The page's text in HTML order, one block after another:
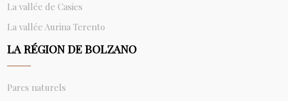
La vallée de Casies
La vallée Aurina Terento
LA RÉGION DE BOLZANO
Parcs naturels